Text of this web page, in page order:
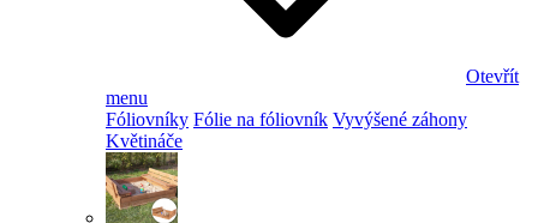
Otevřít
menu
Fóliovníky Fólie na fóliovník Vyvýšené záhony
Květináče